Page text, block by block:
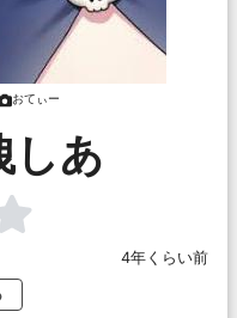
おてぃー
しあ
4年くらい前